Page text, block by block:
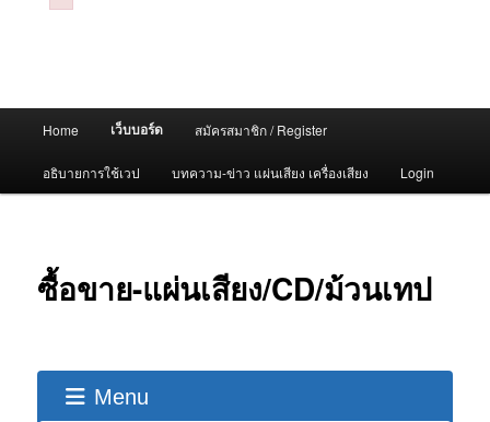
Home เว็บบอร์ด สมัครสมาชิก / Register
อธิบายการใช้เวป บทความ-ข่าว แผ่นเสียง เครื่องเสียง Login
ซื้อขาย-แผ่นเสียง/CD/ม้วนเทป
Menu
Failed to initialize plugin: wplink